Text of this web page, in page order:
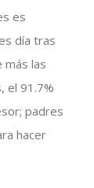
es
día tras
más las
el 91.7%
padres
hacer